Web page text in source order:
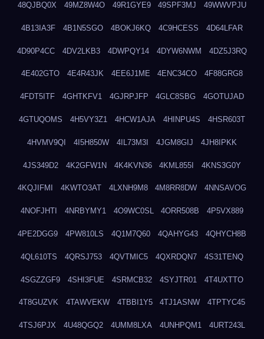
48QJBQ0X 49MZ8W4O 49R1GYE9 49SPF3MJ 49WWVPJU
4B13IA3F 4B1N5SGO 4BOKJ6KQ 4C9HCESS 4D64LFAR
4D90P4CC 4DV2LKB3 4DWPQY14 4DYW6NWM 4DZ5J3RQ
4E402GTO 4E4R43JK 4EE6J1ME 4ENC34CO 4F88GRG8
4FDT5ITF 4GHTKFV1 4GJRPJFP 4GLC8SBG 4GOTUJAD
4GTUQOMS 4H5VY3Z1 4HCW1AJA 4HINPU4S 4HSR603T
4HVMV9QI 4I5H850W 4IL73M3I 4JGM8GIJ 4JH8IPKK
4JS349D2 4K2GFW1N 4K4KVN36 4KML855I 4KNS3G0Y
4KQJIFMI 4KWTO3AT 4LXNH9M8 4M8RR8DW 4NNSAVOG
4NOFJHTI 4NRBYMY1 4O9WC0SL 4ORR508B 4P5VX889
4PE2DGG9 4PW810LS 4Q1M7Q60 4QAHYG43 4QHYCH8B
4QL610TS 4QRSJ753 4QVTMIC5 4QXRDQN7 4S31TENQ
4SGZZGF9 4SHI3FUE 4SRMCB32 4SYJTR01 4T4UXTTO
4T8GUZVK 4TAWVEKW 4TBBI1Y5 4TJ1ASNW 4TPTYC45
4TSJ6PJX 4U48QGQ2 4UMM8LXA 4UNHPQM1 4URT243L